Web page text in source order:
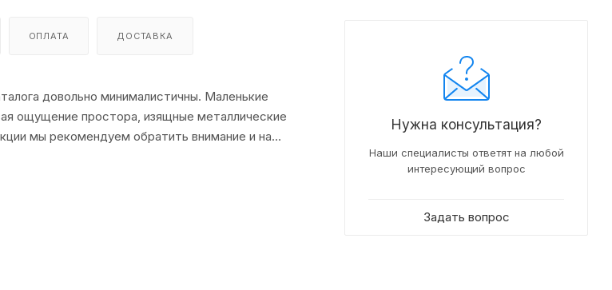
ОПЛАТА ДОСТАВКА
довольно минималистичны. Маленькие
ощущение простора, изящные металлические
мы рекомендуем обратить внимание и на
Нужна консультация?
Наши специалисты ответят на любой
интересующий вопрос
Задать вопрос